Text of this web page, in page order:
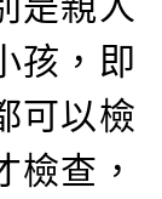
孩，即
可以檢
檢查，